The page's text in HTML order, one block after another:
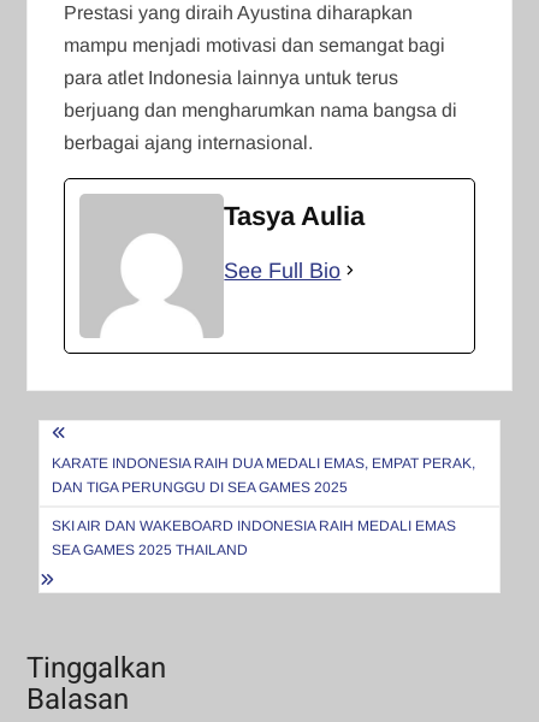
Prestasi yang diraih Ayustina diharapkan
mampu menjadi motivasi dan semangat bagi
para atlet Indonesia lainnya untuk terus
berjuang dan mengharumkan nama bangsa di
berbagai ajang internasional.
Tasya Aulia
See Full Bio
Navigasi
pos
KARATE INDONESIA RAIH DUA MEDALI EMAS, EMPAT PERAK,
DAN TIGA PERUNGGU DI SEA GAMES 2025
SKI AIR DAN WAKEBOARD INDONESIA RAIH MEDALI EMAS
SEA GAMES 2025 THAILAND
Tinggalkan
Balasan